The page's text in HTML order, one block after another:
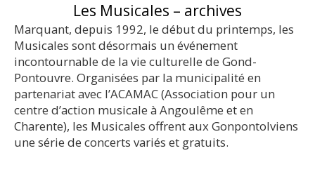
Les Musicales – archives
Marquant, depuis 1992, le début du printemps, les
Musicales sont désormais un événement
incontournable de la vie culturelle de Gond-
Pontouvre. Organisées par la municipalité en
partenariat avec l’ACAMAC (Association pour un
centre d’action musicale à Angoulême et en
Charente), les Musicales offrent aux Gonpontolviens
une série de concerts variés et gratuits.